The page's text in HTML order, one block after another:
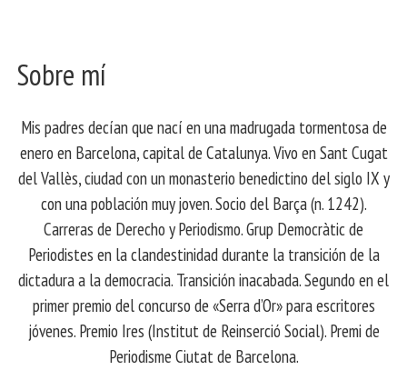
Sobre mí
Mis padres decían que nací en una madrugada tormentosa de
enero en Barcelona, ​​capital de Catalunya. Vivo en Sant Cugat
del Vallès, ciudad con un monasterio benedictino del siglo IX y
con una población muy joven. Socio del Barça (n. 1242).
Carreras de Derecho y Periodismo. Grup Democràtic de
Periodistes en la clandestinidad durante la transición de la
dictadura a la democracia. Transición inacabada. Segundo en el
primer premio del concurso de «Serra d’Or» para escritores
jóvenes. Premio Ires (Institut de Reinserció Social). Premi de
Periodisme Ciutat de Barcelona.